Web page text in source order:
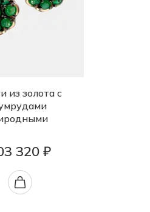
из золота с
320 ₽